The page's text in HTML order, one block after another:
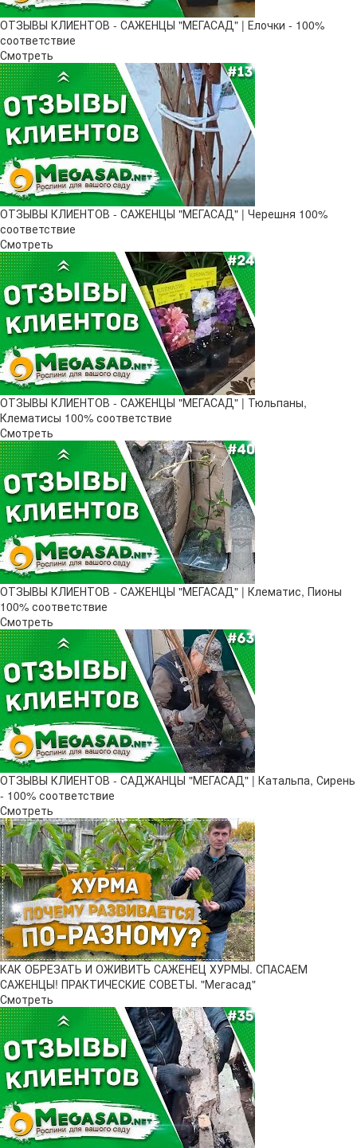
ОТЗЫВЫ КЛИЕНТОВ - САЖЕНЦЫ "МЕГАСАД" | Елочки - 100%
соответствие
Смотреть
ОТЗЫВЫ КЛИЕНТОВ - САЖЕНЦЫ "МЕГАСАД" | Черешня 100%
соответствие
Смотреть
ОТЗЫВЫ КЛИЕНТОВ - САЖЕНЦЫ "МЕГАСАД" | Тюльпаны,
Клематисы 100% соответствие
Смотреть
ОТЗЫВЫ КЛИЕНТОВ - САЖЕНЦЫ "МЕГАСАД" | Клематис, Пионы
100% соответствие
Смотреть
ОТЗЫВЫ КЛИЕНТОВ - САДЖАНЦЫ "МЕГАСАД" | Катальпа, Сирень
- 100% соответствие
Смотреть
КАК ОБРЕЗАТЬ И ОЖИВИТЬ САЖЕНЕЦ ХУРМЫ. СПАСАЕМ
САЖЕНЦЫ! ПРАКТИЧЕСКИЕ СОВЕТЫ. "Мегасад"
Смотреть